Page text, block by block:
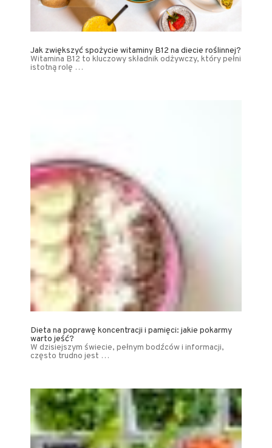
Jak zwiększyć spożycie witaminy B12 na diecie roślinnej?
Witamina B12 to kluczowy składnik odżywczy, który pełni
istotną rolę …
Dieta na poprawę koncentracji i pamięci: jakie pokarmy
warto jeść?
W dzisiejszym świecie, pełnym bodźców i informacji,
często trudno jest …